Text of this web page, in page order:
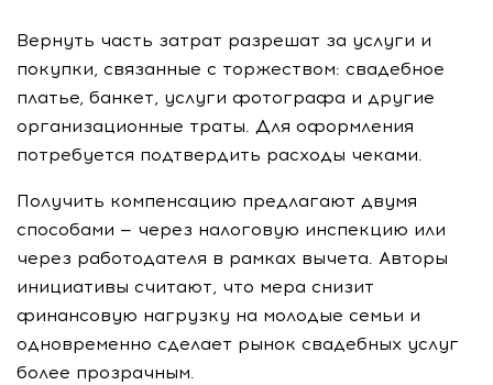
Вернуть часть затрат разрешат за услуги и
покупки, связанные с торжеством: свадебное
платье, банкет, услуги фотографа и другие
организационные траты. Для оформления
потребуется подтвердить расходы чеками.
Получить компенсацию предлагают двумя
способами — через налоговую инспекцию или
через работодателя в рамках вычета. Авторы
инициативы считают, что мера снизит
финансовую нагрузку на молодые семьи и
одновременно сделает рынок свадебных услуг
более прозрачным.